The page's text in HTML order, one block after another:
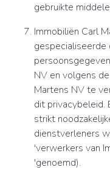
gebruikte
Immobiliën Carl
NV en volgens
Martens NV te
dit privacybeleid.
strikt
dienstverleners
'verwerkers van
'genoemd).